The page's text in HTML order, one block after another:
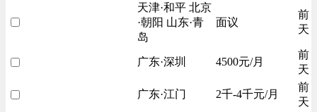
天津·和平 北京
·朝阳 山东·青
岛
面议
前
天
广东·深圳 4500元/月
前
天
广东·江门 2千-4千元/月
前
天